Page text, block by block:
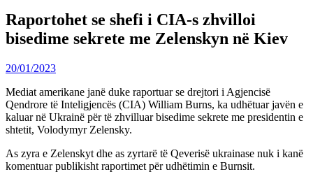
Raportohet se shefi i CIA-s zhvilloi
bisedime sekrete me Zelenskyn në Kiev
20/01/2023
Mediat amerikane janë duke raportuar se drejtori i Agjencisë
Qendrore të Inteligjencës (CIA) William Burns, ka udhëtuar javën e
kaluar në Ukrainë për të zhvilluar bisedime sekrete me presidentin e
shtetit, Volodymyr Zelensky.
As zyra e Zelenskyt dhe as zyrtarë të Qeverisë ukrainase nuk i kanë
komentuar publikisht raportimet për udhëtimin e Burnsit.